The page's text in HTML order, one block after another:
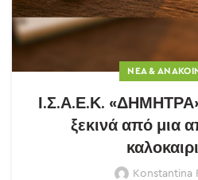
ΝΈΑ &
Ι.Σ.Α.Ε.Κ.
ξεκινά από μια
Konstantina